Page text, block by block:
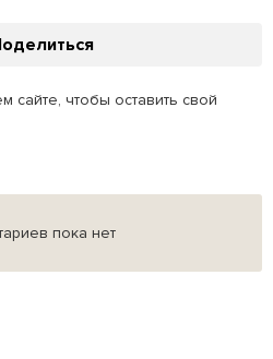
сайте, чтобы оставить свой
пока нет